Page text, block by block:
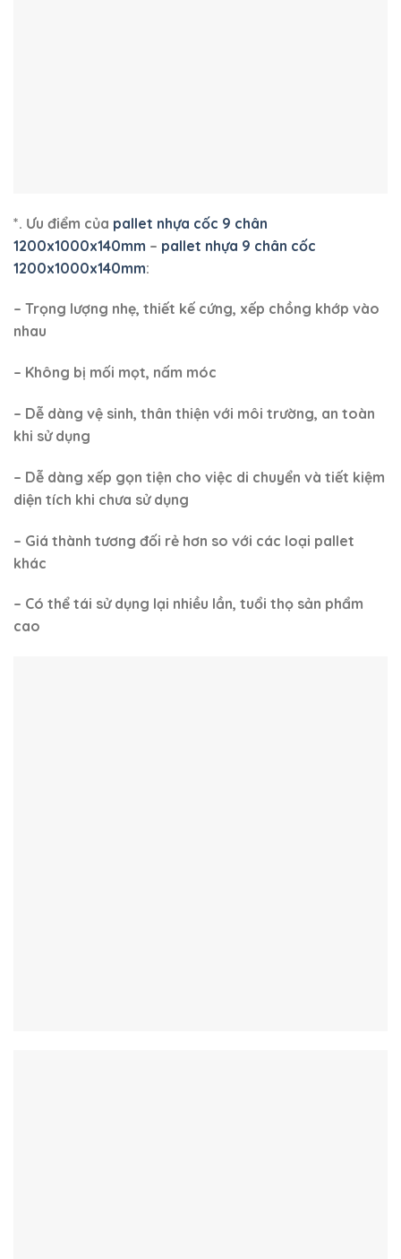
*. Ưu điểm của pallet nhựa cốc 9 chân
1200x1000x140mm – pallet nhựa 9 chân cốc
1200x1000x140mm:
– Trọng lượng nhẹ, thiết kế cứng, xếp chồng khớp vào
nhau
– Không bị mối mọt, nấm móc
– Dễ dàng vệ sinh, thân thiện với môi trường, an toàn
khi sử dụng
– Dễ dàng xếp gọn tiện cho việc di chuyển và tiết kiệm
diện tích khi chưa sử dụng
– Giá thành tương đối rẻ hơn so với các loại pallet
khác
– Có thể tái sử dụng lại nhiều lần, tuổi thọ sản phẩm
cao